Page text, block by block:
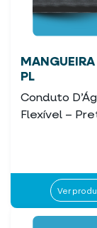
PL
Conduto
Flexível –
Ver